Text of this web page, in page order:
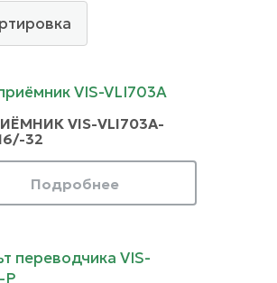
VIS-VLI703A-
32
Подробнее